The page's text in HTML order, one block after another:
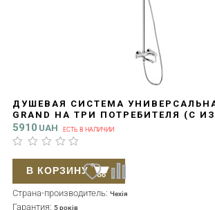
ДУШЕВАЯ СИСТЕМА
GRAND НА ТРИ ПОТРЕБИТЕЛЯ (С
QTGRACRM1004 CHROME
5910 UAH ЕСТЬ В НАЛИЧИИ
Страна-производитель: Чехія
Гарантия: 5 років
В КОРЗИНУ